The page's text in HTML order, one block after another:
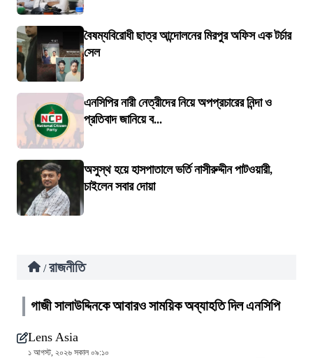
বৈষম্যবিরোধী ছাত্র আন্দোলনের মিরপুর অফিস এক টর্চার
সেল
এনসিপির নারী নেত্রীদের নিয়ে অপপ্রচারের নিন্দা ও
প্রতিবাদ জানিয়ে ব...
অসুস্থ হয়ে হাসপাতালে ভর্তি নাসীরুদ্দীন পাটওয়ারী,
চাইলেন সবার দোয়া
/ রাজনীতি
গাজী সালাউদ্দিনকে আবারও সাময়িক অব্যাহতি দিল এনসিপি
Lens Asia
১ আগস্ট, ২০২৬ সকাল ০৯:১০